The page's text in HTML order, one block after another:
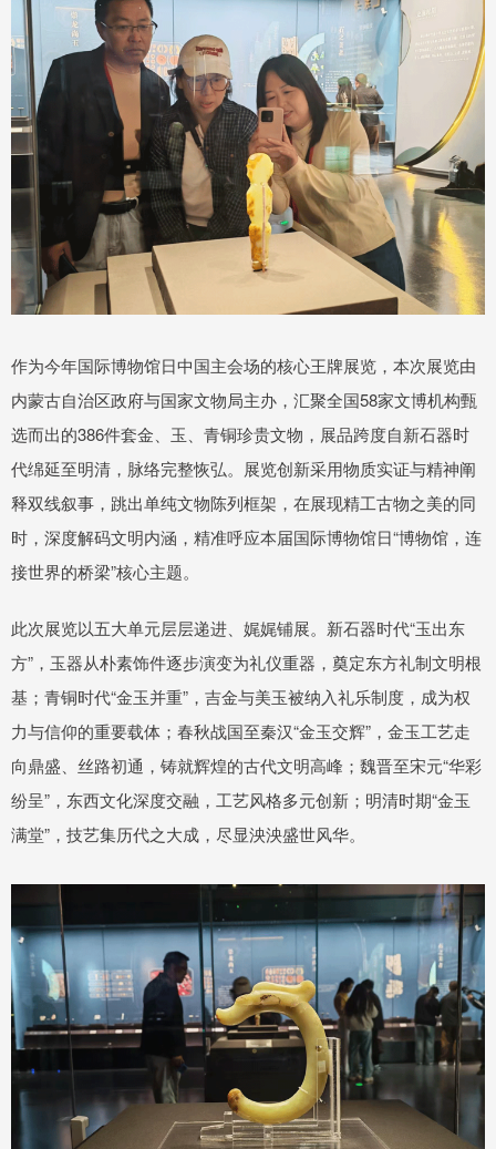
作为今年国际博物馆日中国主会场的核心王牌展览，本次展览由
内蒙古自治区政府与国家文物局主办，汇聚全国58家文博机构甄
选而出的386件套金、玉、青铜珍贵文物，展品跨度自新石器时
代绵延至明清，脉络完整恢弘。展览创新采用物质实证与精神阐
释双线叙事，跳出单纯文物陈列框架，在展现精工古物之美的同
时，深度解码文明内涵，精准呼应本届国际博物馆日“博物馆，连
接世界的桥梁”核心主题。
此次展览以五大单元层层递进、娓娓铺展。新石器时代“玉出东
方”，玉器从朴素饰件逐步演变为礼仪重器，奠定东方礼制文明根
基；青铜时代“金玉并重”，吉金与美玉被纳入礼乐制度，成为权
力与信仰的重要载体；春秋战国至秦汉“金玉交辉”，金玉工艺走
向鼎盛、丝路初通，铸就辉煌的古代文明高峰；魏晋至宋元“华彩
纷呈”，东西文化深度交融，工艺风格多元创新；明清时期“金玉
满堂”，技艺集历代之大成，尽显泱泱盛世风华。